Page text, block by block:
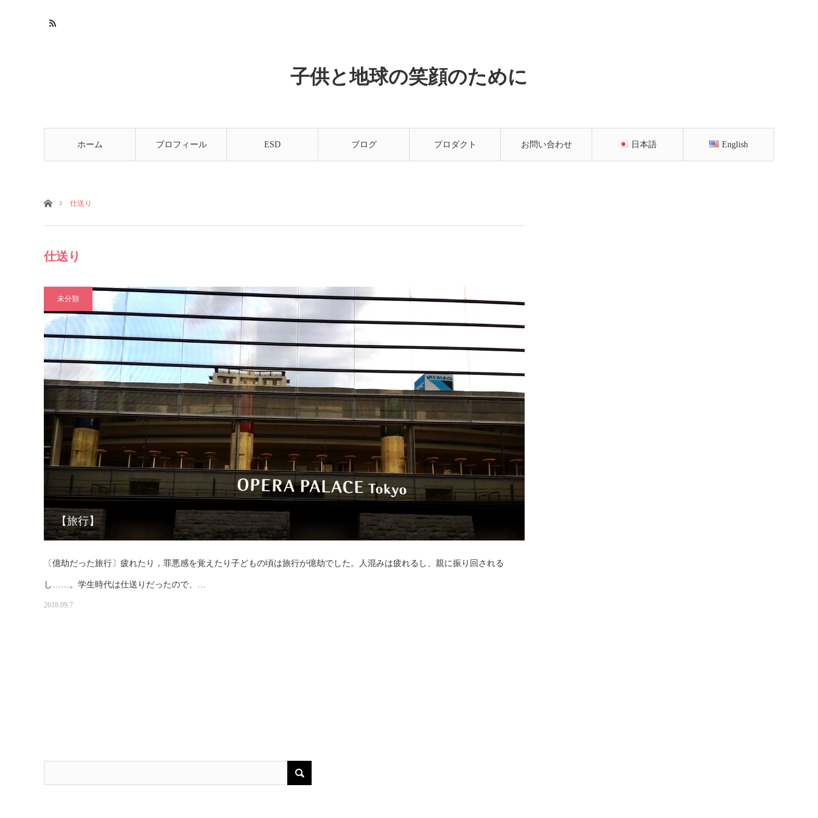
子供と地球の笑顔のために
ホーム プロフィール ESD ブログ プロダクト お問い合わせ 日本語 English
ホーム仕送り
仕送り
未分類
【旅行】
〔億劫だった旅行〕疲れたり，罪悪感を覚えたり子どもの頃は旅行が億劫でした。人混みは疲れるし、親に振り回される
し……。学生時代は仕送りだったので、…
2018.09.7